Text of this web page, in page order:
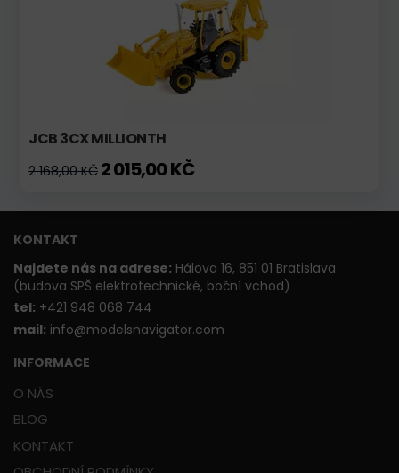
JCB 3CX MILLIONTH
2 168,00 KČ 2 015,00 KČ
KONTAKT
Najdete nás na adrese: Hálova 16, 851 01 Bratislava
(budova SPŠ elektrotechnické, boční vchod)
tel: +421 948 068 744
mail: info@modelsnavigator.com
INFORMACE
O NÁS
BLOG
KONTAKT